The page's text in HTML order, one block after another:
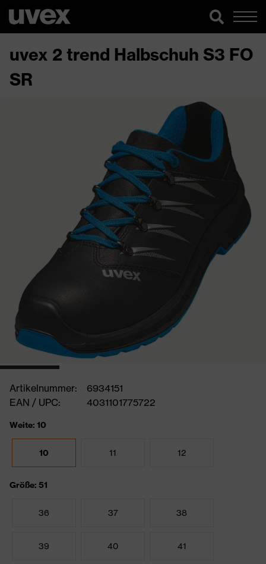
uvex 2 trend Halbschuh S3 FO
SR
Artikelnummer:
6934151
EAN / UPC:
4031101775722
Weite: 10
10 11 12
Größe: 51
36 37 38
39 40 41